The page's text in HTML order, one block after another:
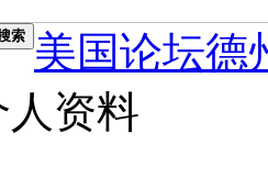
索
美国论坛德
人资料